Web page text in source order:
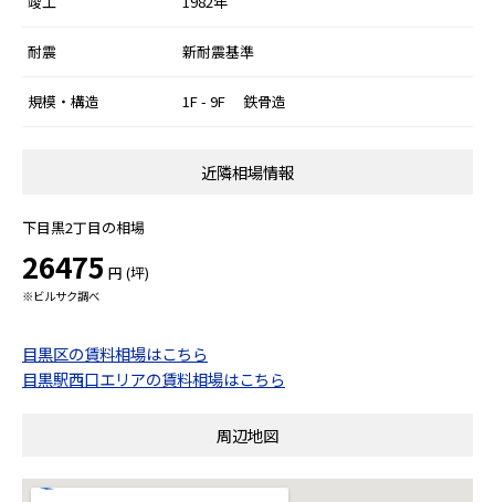
耐震 新耐震基準
規模・構造 1F - 9F 鉄骨造
近隣相場情報
下目黒2丁目の相場
26475 円 (坪)
※ビルサク調べ
目黒区の賃料相場はこちら
目黒駅西口エリアの賃料相場はこちら
周辺地図